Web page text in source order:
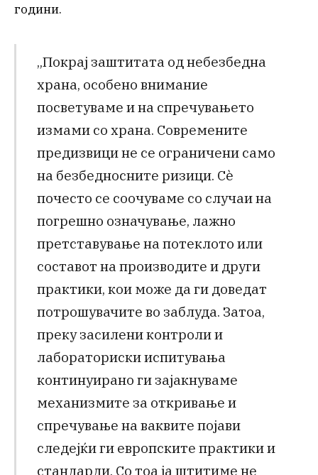
години.
„Покрај заштитата од небезбедна
храна, особено внимание
посветуваме и на спречувањето
измами со храна. Современите
предизвици не се ограничени само
на безбедносните ризици. Сѐ
почесто се соочуваме со случаи на
погрешно означување, лажно
претставување на потеклото или
составот на производите и други
практики, кои може да ги доведат
потрошувачите во заблуда. Затоа,
преку засилени контроли и
лабораториски испитувања
континуирано ги зајакнуваме
механизмите за откривање и
спречување на ваквите појави
следејќи ги европските практики и
стандарди. Со тоа ја штитиме не